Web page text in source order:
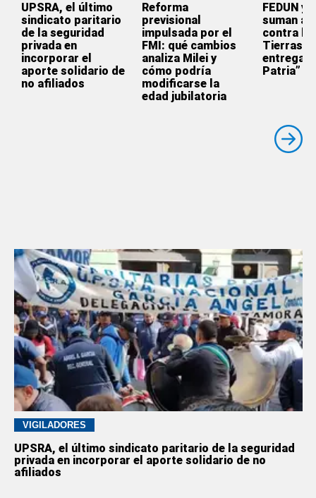
UPSRA, el último
sindicato paritario
de la seguridad
privada en
incorporar el
aporte solidario de
no afiliados
Reforma
previsional
impulsada por el
FMI: qué cambios
analiza Milei y
cómo podría
modificarse la
edad jubilatoria
FEDUN y
suman a
contra la
Tierras:
entrega
Patria”
VIGILADORES
UPSRA, el último sindicato paritario de la seguridad
privada en incorporar el aporte solidario de no
afiliados